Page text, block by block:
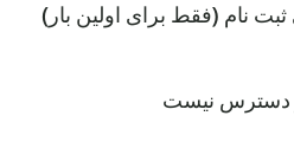
ثبت نام (فقط برای اولین بار)
دسترس نیست